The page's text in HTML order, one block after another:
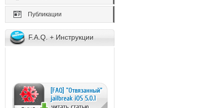
Публикации
F.A.Q. + Инструкции